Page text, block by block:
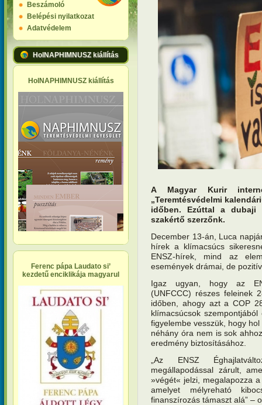
Beszámoló
Belépési nyilatkozat
Adatvédelem
HolNAPHIMNUSZ kiállítás
HolNAPHIMNUSZ kiállítás
Ferenc pápa Laudato si’
kezdetű enciklikája magyarul
A Magyar Kurir
„Teremtésvédelmi
időben. Ezúttal a dubaji
szakértő szerzőnk.
December 13-án, Luca
hírek a klímacsúcs
ENSZ-hírek, mind az
események drámai, de
Igaz ugyan, hogy az
(UNFCCC) részes feleinek
időben, ahogy azt a COP
klímacsúcsok
figyelembe vesszük, hogy
néhány óra nem is sok
eredmény biztosításához.
„Az ENSZ
megállapodással zárult,
»végét« jelzi, megalapozza
amelyet mélyreható
finanszírozás támaszt alá” –